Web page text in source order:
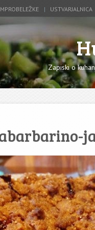
USTVARJALNICA
Zapiski o